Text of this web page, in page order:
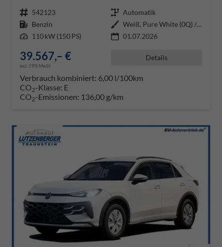
Fahrzeugnr. 542123 Getriebe Automatik
Kraftstoff Benzin Außenfarbe
Weiß, Pure White (0Q) / Dach Sc
Leistung 110 kW (150 PS) 01.07.2026
39.567,– €
incl. 19% MwSt.
Details
Verbrauch kombiniert: 6,00 l/100km
CO2-Klasse: E
CO2-Emissionen: 136,00 g/km